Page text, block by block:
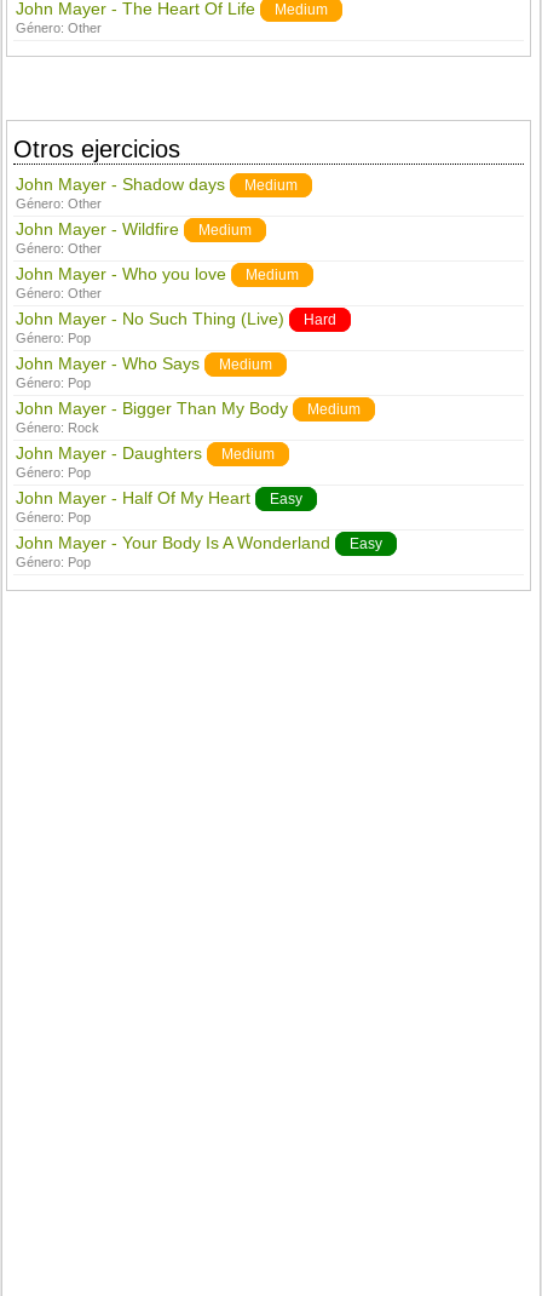
John Mayer - The Heart Of Life Medium
Género:Other
Otros ejercicios
John Mayer - Shadow days Medium
Género:Other
John Mayer - Wildfire Medium
Género:Other
John Mayer - Who you love Medium
Género:Other
John Mayer - No Such Thing (Live) Hard
Género: Pop
John Mayer - Who Says Medium
Género: Pop
John Mayer - Bigger Than My Body Medium
Género: Rock
John Mayer - Daughters Medium
Género: Pop
John Mayer - Half Of My Heart Easy
Género: Pop
John Mayer - Your Body Is A Wonderland Easy
Género: Pop